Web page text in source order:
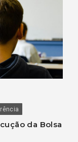
da Bolsa